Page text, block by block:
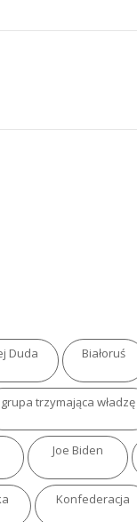
Duda Białoruś
grupa trzymająca władzę
Joe Biden
Konfederacja